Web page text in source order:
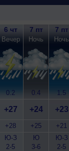
6 чт
Вечер
0.2
+27
+28
Ю-З
2-5
7 пт
Ночь
0.4
+24
+25
Ю
3-6
7 пт
Ночь
1.5
+23
+21
Ю-З
2-5